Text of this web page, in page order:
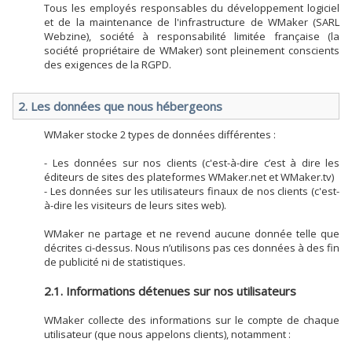
Tous les employés responsables du développement logiciel
et de la maintenance de l'infrastructure de WMaker (SARL
Webzine), société à responsabilité limitée française (la
société propriétaire de WMaker) sont pleinement conscients
des exigences de la RGPD.
2. Les données que nous hébergeons
WMaker stocke 2 types de données différentes :
- Les données sur nos clients (c'est-à-dire c’est à dire les
éditeurs de sites des plateformes WMaker.net et WMaker.tv)
- Les données sur les utilisateurs finaux de nos clients (c'est-
à-dire les visiteurs de leurs sites web).
WMaker ne partage et ne revend aucune donnée telle que
décrites ci-dessus. Nous n’utilisons pas ces données à des fin
de publicité ni de statistiques.
2.1. Informations détenues sur nos utilisateurs
WMaker collecte des informations sur le compte de chaque
utilisateur (que nous appelons clients), notamment :